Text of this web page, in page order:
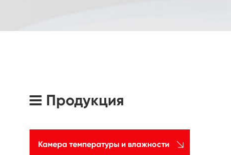
Продукция
Камера температуры и влажности 